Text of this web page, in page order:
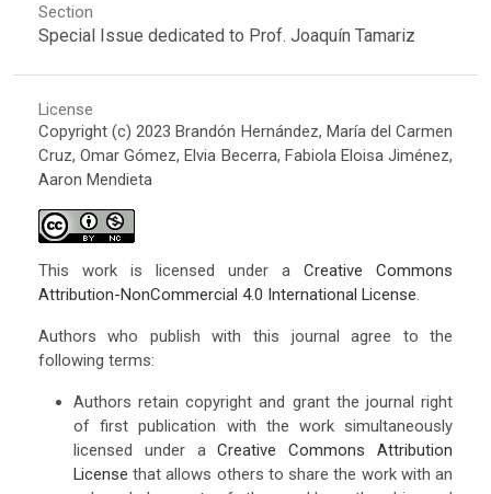
Section
Special Issue dedicated to Prof. Joaquín Tamariz
License
Copyright (c) 2023 Brandón Hernández, María del Carmen
Cruz, Omar Gómez, Elvia Becerra, Fabiola Eloisa Jiménez,
Aaron Mendieta
This work is licensed under aCreative Commons
Attribution-NonCommercial 4.0 International License.
Authors who publish with this journal agree to the
following terms:
Authors retain copyright and grant the journal right
of first publication with the work simultaneously
licensed under aCreative Commons Attribution
License that allows others to share the work with an